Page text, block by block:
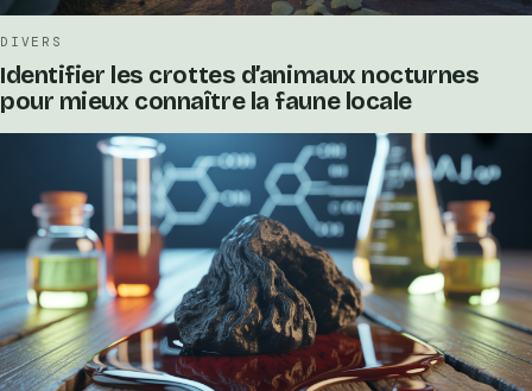
DIVERS
Identifier les crottes d’animaux nocturnes
pour mieux connaître la faune locale